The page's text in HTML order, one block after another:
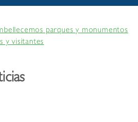
parques y monumentos
y visitantes